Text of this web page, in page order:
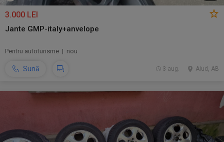
3.000 LEI
Jante GMP-italy+anvelope
Pentru autoturisme | nou
Sună Aiud, AB
3 aug.